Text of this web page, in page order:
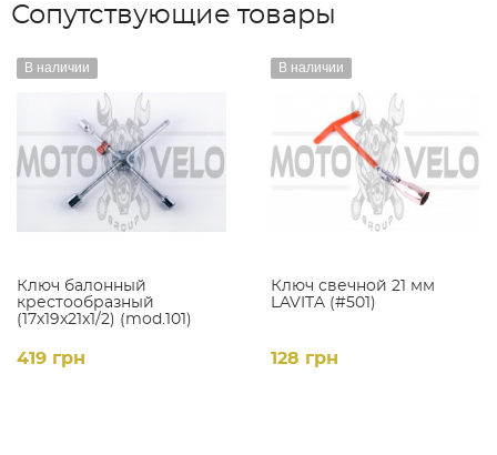
Сопутствующие товары
Ключ балонный
крестообразный
(17x19x21x1/2) (mod.101)
В наличии
419 грн
Ключ свечной 21 мм
LAVITA (#501)
В наличии
128 грн